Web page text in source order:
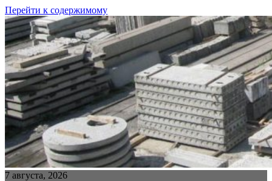
Перейти к содержимому
7 августа, 2026